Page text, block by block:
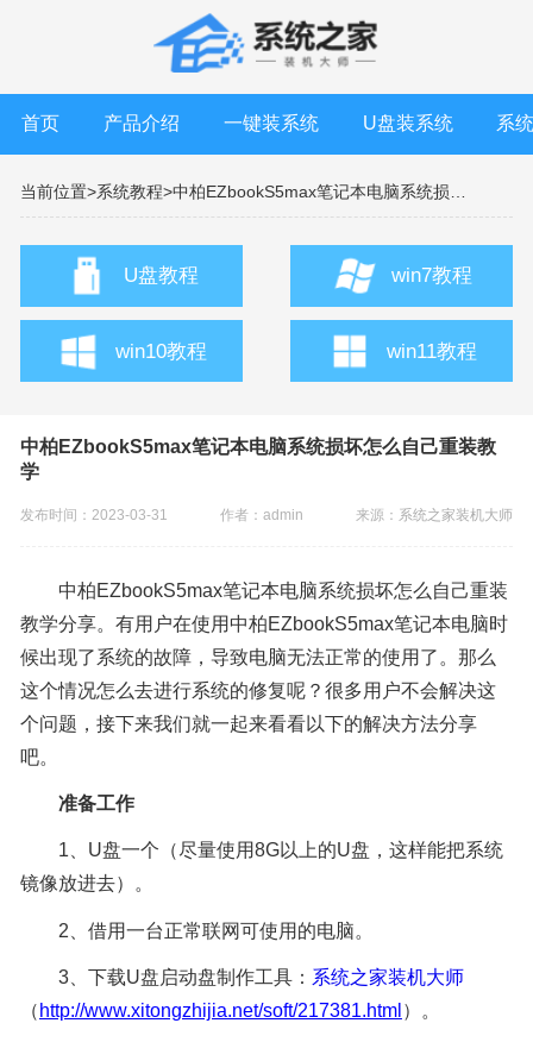
首页 产品介绍 一键装系统 U盘装系统 系
当前位置>系统教程>
U盘教程 win7教程
win10教程 win11教程
中柏EZbookS5max笔记本电脑系统损坏怎么自己重装教
学
发布时间：2023-03-31 作者：admin 来源： 系统之家装机大师
中柏EZbookS5max笔记本电脑系统损坏怎么自己重装
教学分享。有用户在使用中柏EZbookS5max笔记本电脑时
候出现了系统的故障，导致电脑无法正常的使用了。那么
这个情况怎么去进行系统的修复呢？很多用户不会解决这
个问题，接下来我们就一起来看看以下的解决方法分享
吧。
准备工作
1、U盘一个（尽量使用8G以上的U盘，这样能把系统
镜像放进去）。
2、借用一台正常联网可使用的电脑。
3、下载U盘启动盘制作工具： 系统之家装机大师
（ http://www.xitongzhijia.net/soft/217381.html ）。